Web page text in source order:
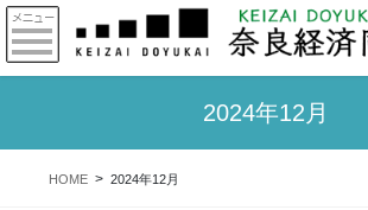
2024年12月
HOME 2024年12月